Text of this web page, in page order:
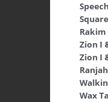
Zion I
Zion I
Wax